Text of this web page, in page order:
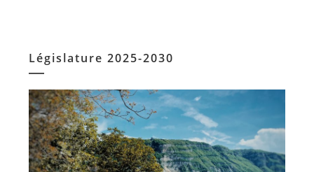
Législature 2025-2030